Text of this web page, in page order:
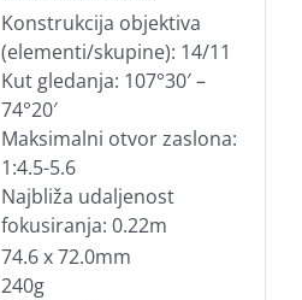
Konstrukcija objektiva
(elementi/skupine): 14/11
Kut gledanja: 107°30′ –
74°20′
Maksimalni otvor zaslona:
1:4.5-5.6
Najbliža udaljenost
fokusiranja: 0.22m
74.6 x 72.0mm
240g